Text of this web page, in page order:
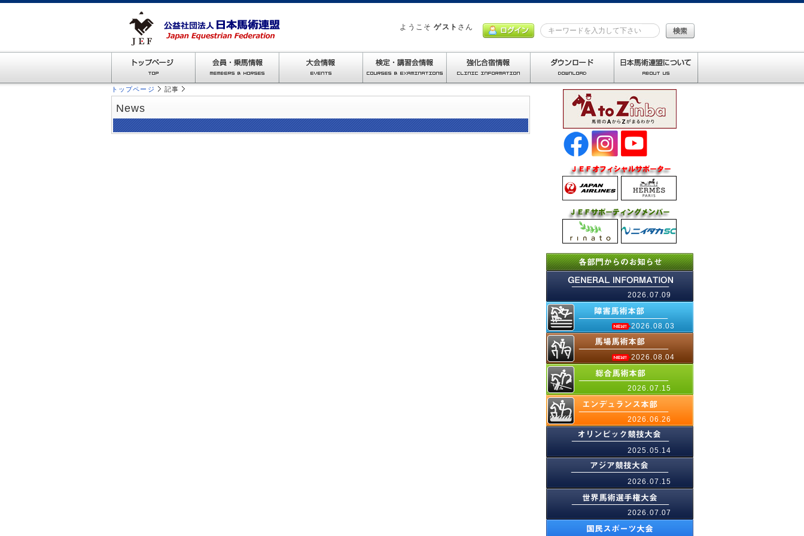
ようこそ ゲスト さん
トップページ 記事
News
2026.07.09
2026.08.03
2026.08.04
2026.07.15
2026.06.26
2025.05.14
2026.07.15
2026.07.07